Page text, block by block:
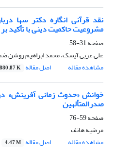
نقد قرآنی انگاره دکتر سها
مشروعیت حاکمیت دینی با تأکید
صفحه31-58
علی عربی آیسک، محمد ابراهیم روشن
مشاهده مقاله
اصل مقاله 880.87 K
خوانش «حدوث زمانی آفرینش»
صدرالمتألهین
صفحه59-76
مرضیه هاتف
مشاهده مقاله
اصل مقاله 4.47 M